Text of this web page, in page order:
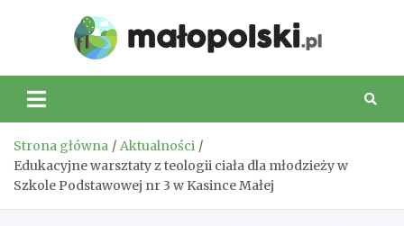
Strona główna
Aktualności
Edukacyjne warsztaty z teologii ciała dla młodzieży w
Szkole Podstawowej nr 3 w Kasince Małej